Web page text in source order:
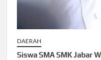
DAERAH
Siswa SMA SMK Jabar